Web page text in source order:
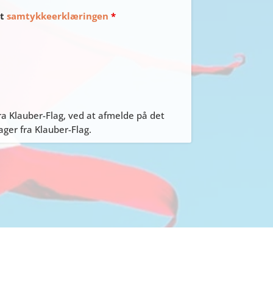
samtykkeerklæringen *
Klauber-Flag, ved at afmelde på det
fra Klauber-Flag.